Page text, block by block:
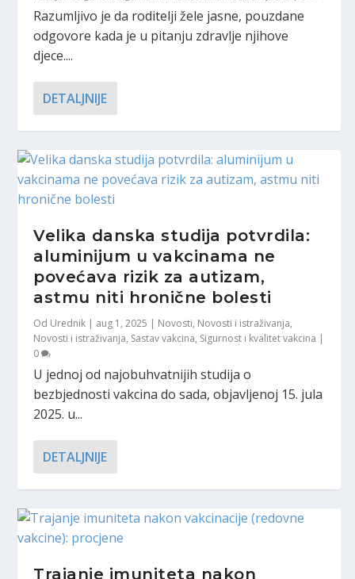
Razumljivo je da roditelji žele jasne, pouzdane
odgovore kada je u pitanju zdravlje njihove
djece....
DETALJNIJE
Velika danska studija potvrdila:
aluminijum u vakcinama ne
povećava rizik za autizam,
astmu niti hronične bolesti
Od Urednik | aug 1, 2025 | Novosti, Novosti i istraživanja,
Novosti i istraživanja, Sastav vakcina, Sigurnost i kvalitet vakcina |
0
U jednoj od najobuhvatnijih studija o
bezbjednosti vakcina do sada, objavljenoj 15. jula
2025. u...
DETALJNIJE
Trajanje imuniteta nakon